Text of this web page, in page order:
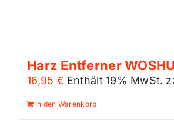
Harz Entferner
16,95 € Enthält 19% MwSt.
In den Warenkorb